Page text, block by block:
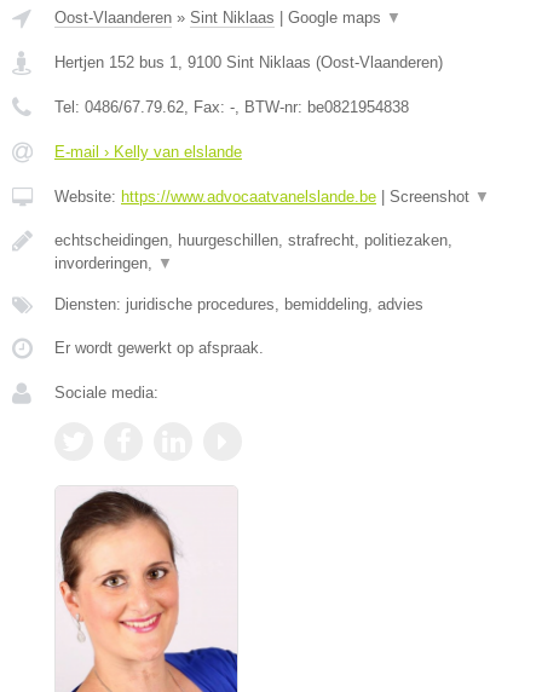
Oost-Vlaanderen » Sint Niklaas Google maps ▼
Hertjen 152 bus 1, 9100 Sint Niklaas (Oost-Vlaanderen)
Tel: 0486/67.79.62, Fax: -, BTW-nr: be0821954838
E-mail › Kelly van elslande
Website: https://www.advocaatvanelslande.be Screenshot ▼
echtscheidingen, huurgeschillen, strafrecht, politiezaken,
invorderingen, ▼
Diensten: juridische procedures, bemiddeling, advies
Er wordt gewerkt op afspraak.
Sociale media: